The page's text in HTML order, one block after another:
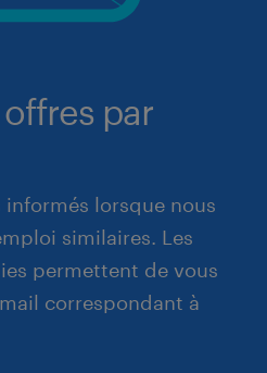
par
lorsque nous
similaires. Les
permettent de vous
correspondant à